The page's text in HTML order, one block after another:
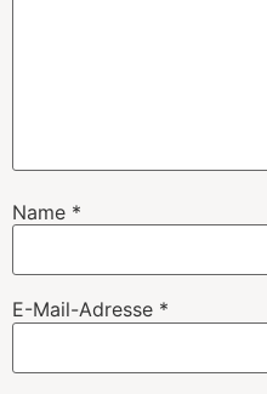
Name *
E-Mail-Adresse *